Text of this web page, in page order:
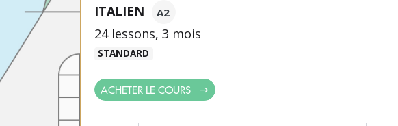
ITALIEN A2
24 lessons, 3 mois
STANDARD
ACHETER LE COURS